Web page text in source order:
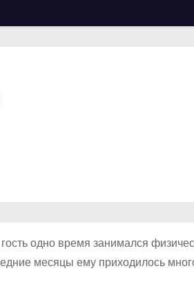
одно время занимался
месяцы ему приходилось